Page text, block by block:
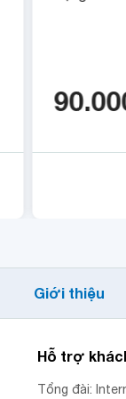
Giới thiệu
Hỗ trợ
Tổng đài: